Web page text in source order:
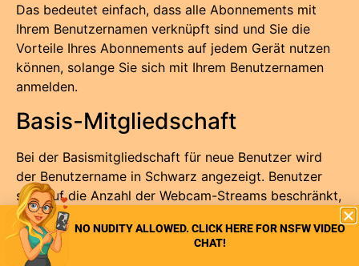
Das bedeutet einfach, dass alle Abonnements mit
Ihrem Benutzernamen verknüpft sind und Sie die
Vorteile Ihres Abonnements auf jedem Gerät nutzen
können, solange Sie sich mit Ihrem Benutzernamen
anmelden.
Basis-Mitgliedschaft
Bei der Basismitgliedschaft für neue Benutzer wird
der Benutzername in Schwarz angezeigt. Benutzer
sind auf die Anzahl der Webcam-Streams beschränkt,
die sie ansehen können, und sie sehen auch
Werbebanner in Chats und Instant Messaging.
NO NUDITY ALLOWED. CLICK HERE FOR NSFW VIDEO
CHAT!